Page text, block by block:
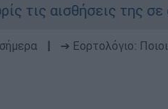
της σε
➔ Εορτολόγιο: